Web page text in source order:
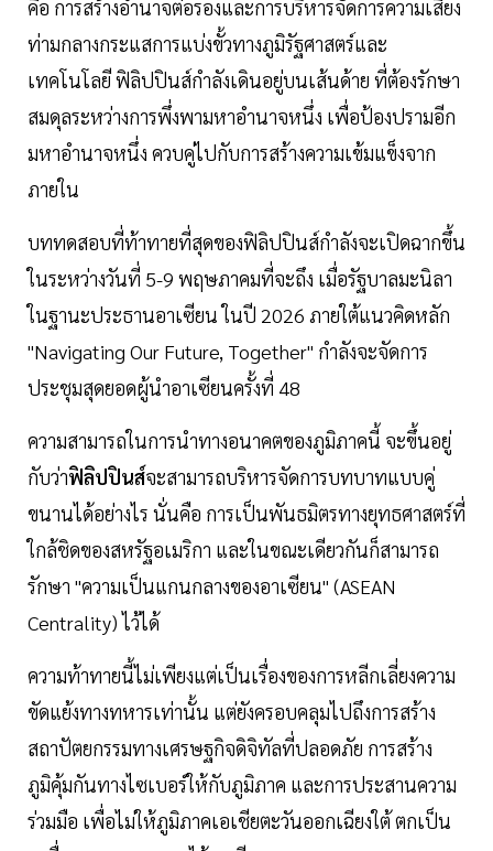
คือ การสร้างอำนาจต่อรองและการบริหารจัดการความเสี่ยง
ท่ามกลางกระแสการแบ่งขั้วทางภูมิรัฐศาสตร์และ
เทคโนโลยี ฟิลิปปินส์กำลังเดินอยู่บนเส้นด้าย ที่ต้องรักษา
สมดุลระหว่างการพึ่งพามหาอำนาจหนึ่ง เพื่อป้องปรามอีก
มหาอำนาจหนึ่ง ควบคู่ไปกับการสร้างความเข้มแข็งจาก
ภายใน
บททดสอบที่ท้าทายที่สุดของฟิลิปปินส์กำลังจะเปิดฉากขึ้น
ในระหว่างวันที่ 5-9 พฤษภาคมที่จะถึง เมื่อรัฐบาลมะนิลา
ในฐานะประธานอาเซียน ในปี 2026 ภายใต้แนวคิดหลัก
"Navigating Our Future, Together" กำลังจะจัดการ
ประชุมสุดยอดผู้นำอาเซียนครั้งที่ 48
ความสามารถในการนำทางอนาคตของภูมิภาคนี้ จะขึ้นอยู่
กับว่าฟิลิปปินส์จะสามารถบริหารจัดการบทบาทแบบคู่
ขนานได้อย่างไร นั่นคือ การเป็นพันธมิตรทางยุทธศาสตร์ที่
ใกล้ชิดของสหรัฐอเมริกา และในขณะเดียวกันก็สามารถ
รักษา "ความเป็นแกนกลางของอาเซียน" (ASEAN
Centrality) ไว้ได้
ความท้าทายนี้ไม่เพียงแต่เป็นเรื่องของการหลีกเลี่ยงความ
ขัดแย้งทางทหารเท่านั้น แต่ยังครอบคลุมไปถึงการสร้าง
สถาปัตยกรรมทางเศรษฐกิจดิจิทัลที่ปลอดภัย การสร้าง
ภูมิคุ้มกันทางไซเบอร์ให้กับภูมิภาค และการประสานความ
ร่วมมือ เพื่อไม่ให้ภูมิภาคเอเชียตะวันออกเฉียงใต้ ตกเป็น